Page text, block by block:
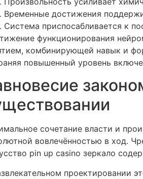
Временные достижения
Система приспосабливается к
функционирования
комбинирующей навык и
повышенный уровень
сочетание власти и
вовлечённостью в ход.
pin up casino зеркало
проектировании